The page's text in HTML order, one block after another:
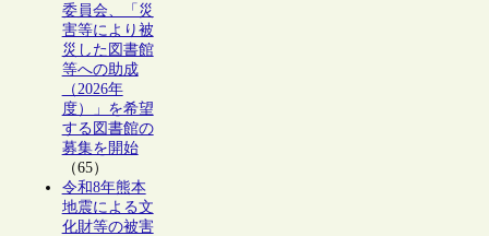
委員会、「災
害等により被
災した図書館
等への助成
（2026年
度）」を希望
する図書館の
募集を開始
（65）
令和8年熊本
地震による文
化財等の被害